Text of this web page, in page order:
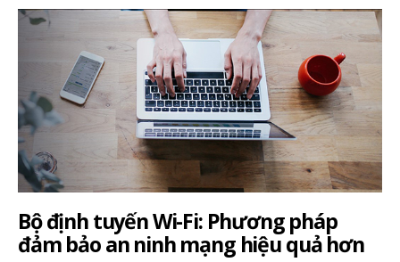
Bộ định tuyến Wi-Fi: Phương pháp
đảm bảo an ninh mạng hiệu quả hơn